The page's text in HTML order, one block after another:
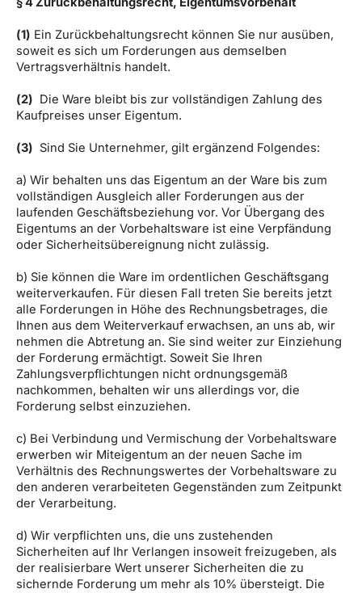
(1) Ein Zurückbehaltungsrecht können Sie nur ausüben,
soweit es sich um Forderungen aus demselben
Vertragsverhältnis handelt.
(2) Die Ware bleibt bis zur vollständigen Zahlung des
Kaufpreises unser Eigentum.
(3) Sind Sie Unternehmer, gilt ergänzend Folgendes:
a) Wir behalten uns das Eigentum an der Ware bis zum
vollständigen Ausgleich aller Forderungen aus der
laufenden Geschäftsbeziehung vor. Vor Übergang des
Eigentums an der Vorbehaltsware ist eine Verpfändung
oder Sicherheitsübereignung nicht zulässig.
b) Sie können die Ware im ordentlichen Geschäftsgang
weiterverkaufen. Für diesen Fall treten Sie bereits jetzt
alle Forderungen in Höhe des Rechnungsbetrages, die
Ihnen aus dem Weiterverkauf erwachsen, an uns ab, wir
nehmen die Abtretung an. Sie sind weiter zur Einziehung
der Forderung ermächtigt. Soweit Sie Ihren
Zahlungsverpflichtungen nicht ordnungsgemäß
nachkommen, behalten wir uns allerdings vor, die
Forderung selbst einzuziehen.
c) Bei Verbindung und Vermischung der Vorbehaltsware
erwerben wir Miteigentum an der neuen Sache im
Verhältnis des Rechnungswertes der Vorbehaltsware zu
den anderen verarbeiteten Gegenständen zum Zeitpunkt
der Verarbeitung.
d) Wir verpflichten uns, die uns zustehenden
Sicherheiten auf Ihr Verlangen insoweit freizugeben, als
der realisierbare Wert unserer Sicherheiten die zu
sichernde Forderung um mehr als 10% übersteigt. Die